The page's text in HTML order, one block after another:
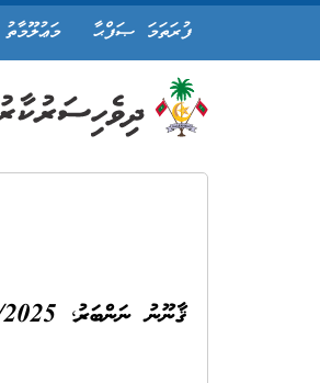
ފުރަތަމަ ޞަފްޙާ މަޢުލޫމާތު